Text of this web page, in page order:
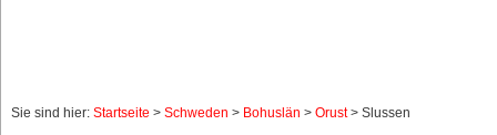
Sie sind hier: Startseite > Schweden > Bohuslän > Orust> Slussen